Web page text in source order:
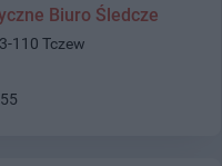
Biuro Śledcze
110 Tczew